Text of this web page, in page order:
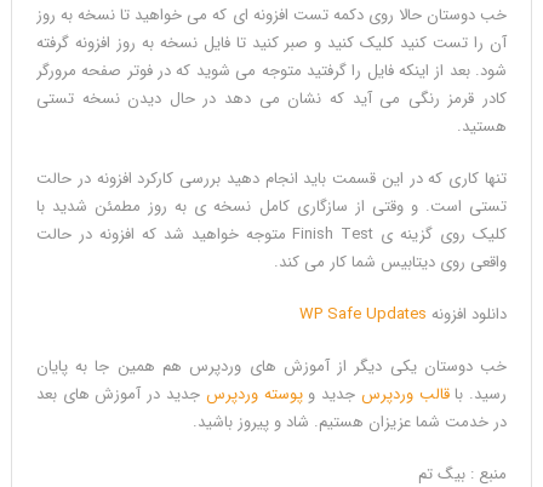
خب دوستان حالا روی دکمه تست افزونه ای که می خواهید تا نسخه به روز
آن را تست کنید کلیک کنید و صبر کنید تا فایل نسخه به روز افزونه گرفته
شود. بعد از اینکه فایل را گرفتید متوجه می شوید که در فوتر صفحه مرورگر
کادر قرمز رنگی می آید که نشان می دهد در حال دیدن نسخه تستی
هستید.
تنها کاری که در این قسمت باید انجام دهید بررسی کارکرد افزونه در حالت
تستی است. و وقتی از سازگاری کامل نسخه ی به روز مطمئن شدید با
کلیک روی گزینه ی Finish Test متوجه خواهید شد که افزونه در حالت
واقعی روی دیتابیس شما کار می کند.
دانلود افزونه WP Safe Updates
خب دوستان یکی دیگر از آموزش های وردپرس هم همین جا به پایان
رسید. باقالب وردپرس جدید وپوسته وردپرس جدید در آموزش های بعد
در خدمت شما عزیزان هستیم. شاد و پیروز باشید.
منبع : بیگ تم